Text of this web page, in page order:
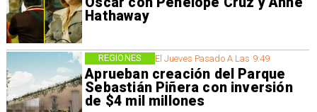
Hathaway
El Jueves Pasado A Las 9:49
Aprueban creación del Parque
Sebastián Piñera con inversión
de $4 mil millones
REGIONES